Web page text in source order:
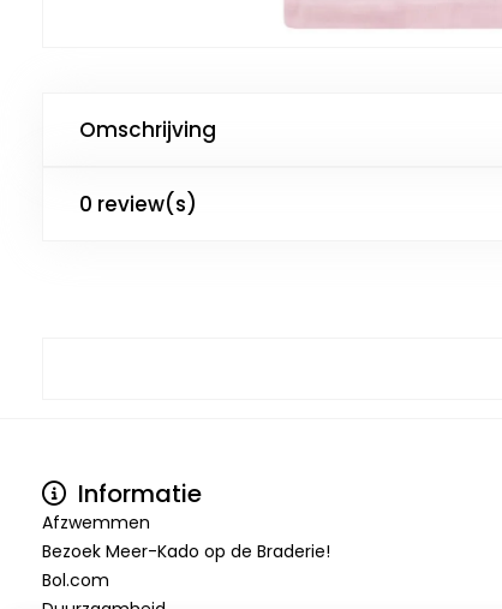
Omschrijving
0 review(s)
Informatie
Afzwemmen
Bezoek Meer-Kado op de Braderie!
Bol.com